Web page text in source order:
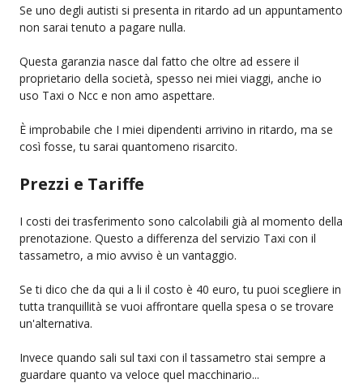
Se uno degli autisti si presenta in ritardo ad un appuntamento
non sarai tenuto a pagare nulla.
Questa garanzia nasce dal fatto che oltre ad essere il
proprietario della società, spesso nei miei viaggi, anche io
uso Taxi o Ncc e non amo aspettare.
È improbabile che I miei dipendenti arrivino in ritardo, ma se
così fosse, tu sarai quantomeno risarcito.
Prezzi e Tariffe
I costi dei trasferimento sono calcolabili già al momento della
prenotazione. Questo a differenza del servizio Taxi con il
tassametro, a mio avviso è un vantaggio.
Se ti dico che da qui a li il costo è 40 euro, tu puoi scegliere in
tutta tranquillità se vuoi affrontare quella spesa o se trovare
un'alternativa.
Invece quando sali sul taxi con il tassametro stai sempre a
guardare quanto va veloce quel macchinario...